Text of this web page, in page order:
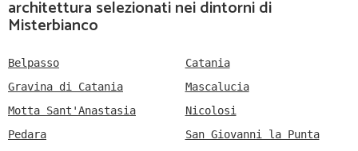
architettura selezionati nei dintorni di
Misterbianco
Belpasso
Catania
Gravina di Catania
Mascalucia
Motta Sant'Anastasia
Nicolosi
Pedara
San Giovanni la Punta